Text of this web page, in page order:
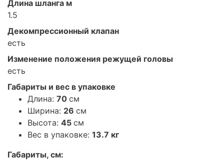
Длина шланга м
1.5
Декомпрессионный клапан
есть
Изменение положения режущей головы
есть
Габариты и вес в упаковке
Длина: 70 см
Ширина: 26 см
Высота: 45 см
Вес в упаковке: 13.7 кг
Габариты, см: